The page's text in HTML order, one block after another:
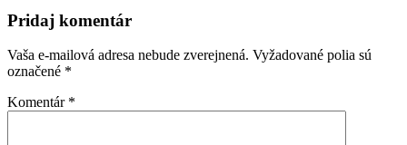
Pridaj komentár
Vaša e-mailová adresa nebude zverejnená. Vyžadované polia sú
označené *
Komentár *